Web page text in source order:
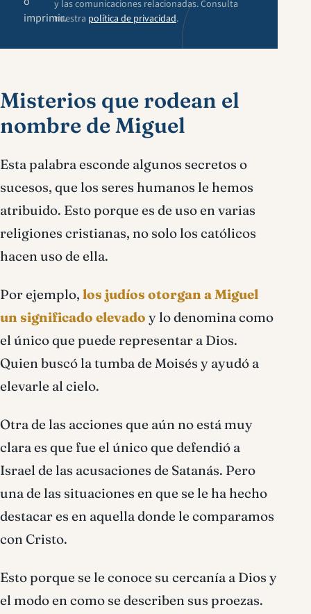
imprimir.
y las comunicaciones relacionadas. Consulta
nuestra política de privacidad.
Misterios que rodean el
nombre de Miguel
Esta palabra esconde algunos secretos o
sucesos, que los seres humanos le hemos
atribuido. Esto porque es de uso en varias
religiones cristianas, no solo los católicos
hacen uso de ella.
Por ejemplo, los judíos otorgan a Miguel
un significado elevado y lo denomina como
el único que puede representar a Dios.
Quien buscó la tumba de Moisés y ayudó a
elevarle al cielo.
Otra de las acciones que aún no está muy
clara es que fue el único que defendió a
Israel de las acusaciones de Satanás. Pero
una de las situaciones en que se le ha hecho
destacar es en aquella donde le comparamos
con Cristo.
Esto porque se le conoce su cercanía a Dios y
el modo en como se describen sus proezas.